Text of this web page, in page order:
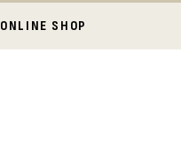
ONLINE SHOP